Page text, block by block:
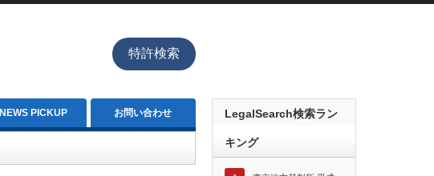
特許検索
NEWS PICKUP お問い合わせ LegalSearch検索ラン
キング